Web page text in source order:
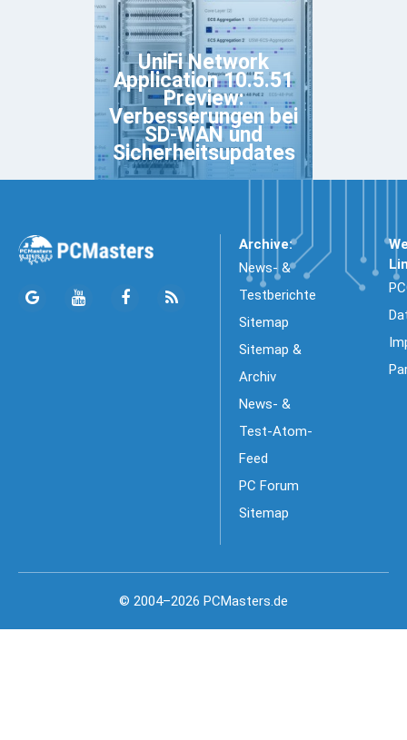
UniFi Network
Application 10.5.51
Preview:
Verbesserungen bei
SD-WAN und
Sicherheitsupdates
Archive:
News- &
Testberichte
Sitemap
Sitemap &
Archiv
News- &
Test-Atom-
Feed
PC Forum
Sitemap
© 2004–2026 PCMasters.de